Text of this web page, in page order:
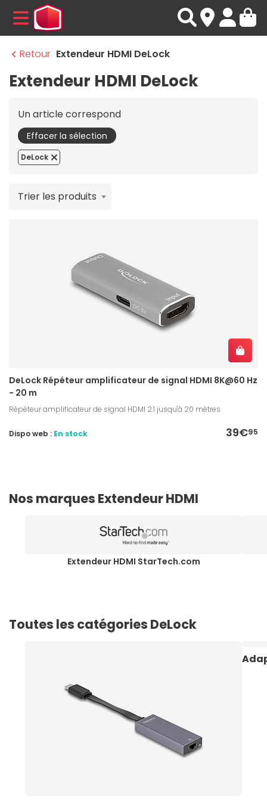
MENU
Retour Extendeur HDMI DeLock
Extendeur HDMI DeLock
Un article correspond
Effacer la sélection
DeLock
Trier les produits
DeLock Répéteur amplificateur de signal HDMI 8K@60 Hz
- 20 m
Répéteur amplificateur de signal HDMI 2.1 jusqu'à 20 mètres
39€95
Dispo web : En stock
Nos marques Extendeur HDMI
Extendeur HDMI StarTech.com
Toutes les catégories DeLock